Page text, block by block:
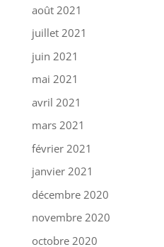
août 2021
juillet 2021
juin 2021
mai 2021
avril 2021
mars 2021
février 2021
janvier 2021
décembre 2020
novembre 2020
octobre 2020